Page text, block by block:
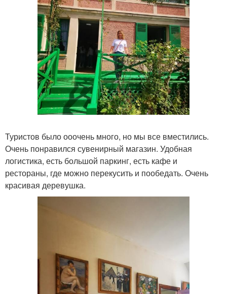
Туристов было ооочень много, но мы все вместились.
Очень понравился сувенирный магазин. Удобная
логистика, есть большой паркинг, есть кафе и
рестораны, где можно перекусить и пообедать. Очень
красивая деревушка.